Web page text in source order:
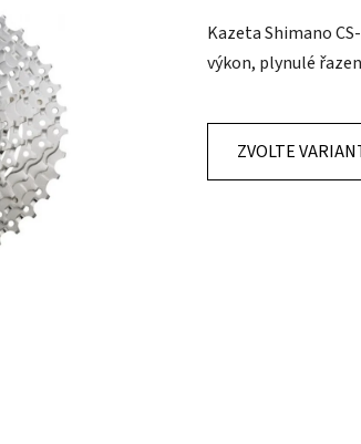
Kazeta Shimano
výkon, plynulé
ZVOLTE